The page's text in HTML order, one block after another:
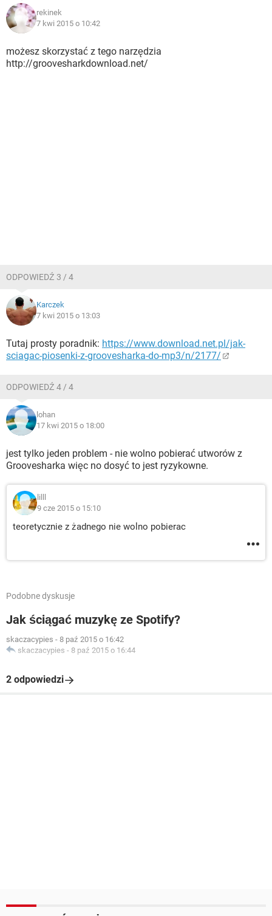
rekinek
7 kwi 2015 o 10:42
możesz skorzystać z tego narzędzia
http://groovesharkdownload.net/
ODPOWIEDŹ 3 / 4
Karczek
7 kwi 2015 o 13:03
Tutaj prosty poradnik: https://www.download.net.pl/jak-
sciagac-piosenki-z-groovesharka-do-mp3/n/2177/
ODPOWIEDŹ 4 / 4
lohan
17 kwi 2015 o 18:00
jest tylko jeden problem - nie wolno pobierać utworów z
Groovesharka więc no dosyć to jest ryzykowne.
lilll
9 cze 2015 o 15:10
teoretycznie z żadnego nie wolno pobierac
Podobne dyskusje
Jak ściągać muzykę ze Spotify?
skaczacypies - 8 paź 2015 o 16:42
skaczacypies - 8 paź 2015 o 16:44
2 odpowiedzi